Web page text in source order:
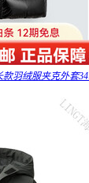
羽绒服夹克外套